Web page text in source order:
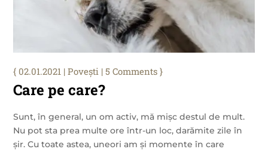
Care pe care?
02.01.2021 |Povești | 5 Comments
Sunt, în general, un om activ, mă mișc destul de mult.
Nu pot sta prea multe ore într-un loc, darămite zile în
șir. Cu toate astea, uneori am și momente în care